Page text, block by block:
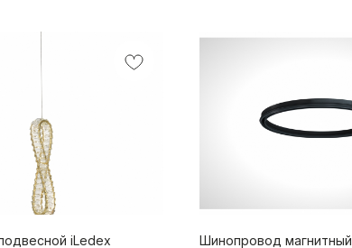
iLedex Шинопровод магнитный